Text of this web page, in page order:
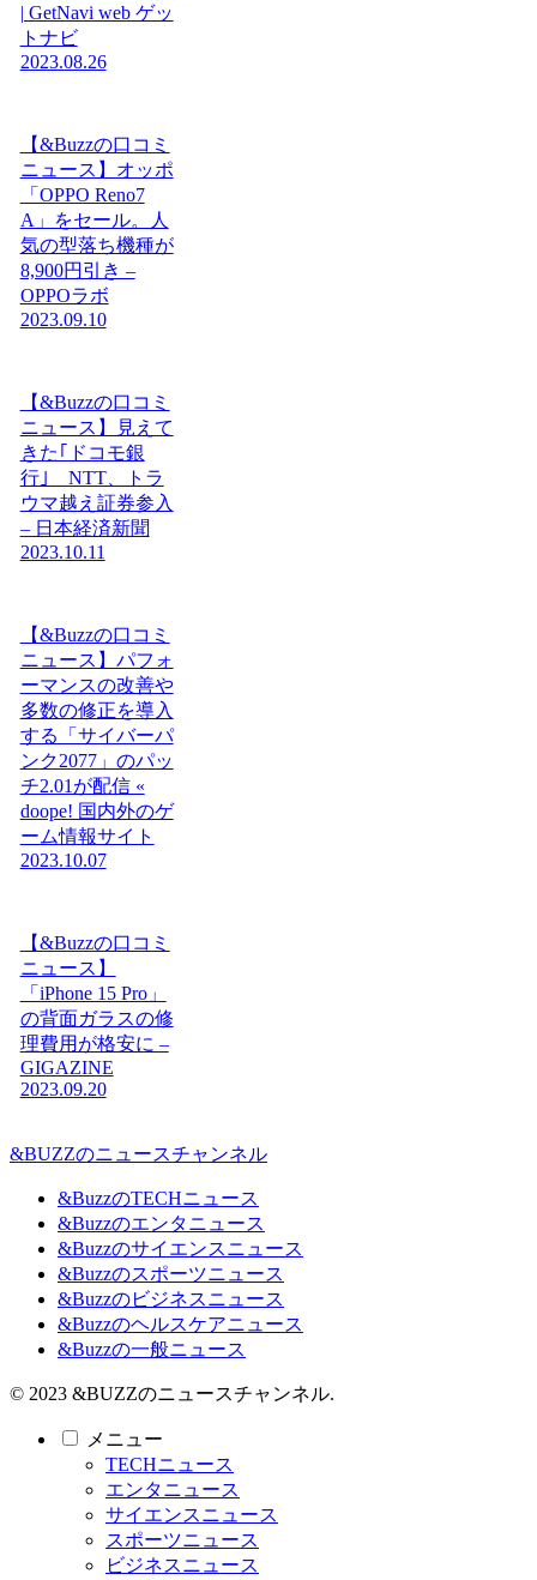
| GetNavi web ゲッ
トナビ
2023.08.26
【&Buzzの口コミ
ニュース】オッポ
「OPPO Reno7
A」をセール。人
気の型落ち機種が
8,900円引き –
OPPOラボ
2023.09.10
【&Buzzの口コミ
ニュース】見えて
きた｢ドコモ銀
行｣ NTT、トラ
ウマ越え証券参入
– 日本経済新聞
2023.10.11
【&Buzzの口コミ
ニュース】パフォ
ーマンスの改善や
多数の修正を導入
する「サイバーパ
ンク2077」のパッ
チ2.01が配信 «
doope! 国内外のゲ
ーム情報サイト
2023.10.07
【&Buzzの口コミ
ニュース】
「iPhone 15 Pro」
の背面ガラスの修
理費用が格安に –
GIGAZINE
2023.09.20
&BUZZのニュースチャンネル
&BuzzのTECHニュース
&Buzzのエンタニュース
&Buzzのサイエンスニュース
&Buzzのスポーツニュース
&Buzzのビジネスニュース
&Buzzのヘルスケアニュース
&Buzzの一般ニュース
© 2023 &BUZZのニュースチャンネル.
メニュー
TECHニュース
エンタニュース
サイエンスニュース
スポーツニュース
ビジネスニュース